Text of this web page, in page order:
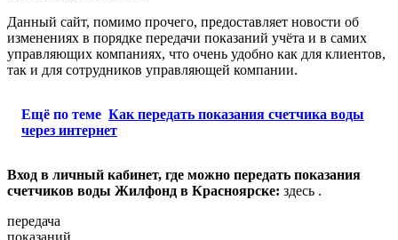
Данный сайт, помимо прочего, предоставляет новости об
изменениях в порядке передачи показаний учёта и в самих
управляющих компаниях, что очень удобно как для клиентов,
так и для сотрудников управляющей компании.
Ещё по теме Как передать показания счетчика воды
через интернет
Вход в личный кабинет, где можно передать показания
счетчиков воды Жилфонд в Красноярске: здесь .
передача
показаний